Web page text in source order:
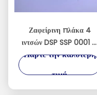
Ζαφείρινη πλάκα 4
ιντσών DSP SSP 0001 C
Πλάνο Αποδέχομαι
Πάρτε την καλύτερη
τιμή